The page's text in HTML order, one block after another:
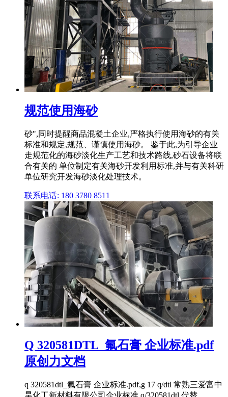
规范使用海砂
砂",同时提醒商品混凝土企业,严格执行使用海砂的有关
标准和规定,规范、谨慎使用海砂。 鉴于此,为引导企业
走规范化的海砂淡化生产工艺和技术路线,砂石设备将联
合有关的 单位制定有关海砂开发利用标准,并与有关科研
单位研究开发海砂淡化处理技术。
联系电话: 180 3780 8511
Q 320581DTL_氟石膏 企业标准.pdf
原创力文档
q 320581dtl_氟石膏 企业标准.pdf,g 17 q/dtl 常熟三爱富中
昊化工新材料有限公司企业标准 q/320581dtl 代替